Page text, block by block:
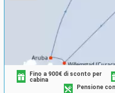
Fino a 900€ di sconto per
cabina
Pensione